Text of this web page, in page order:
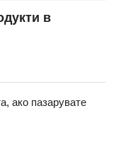
в
ако пазарувате